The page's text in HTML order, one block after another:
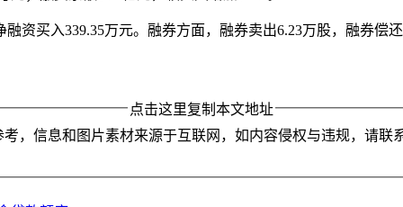
资买入339.35万元。融券方面，融券卖出6.23万股，融券偿
点击这里复制本文地址
，信息和图片素材来源于互联网，如内容侵权与违规，请联